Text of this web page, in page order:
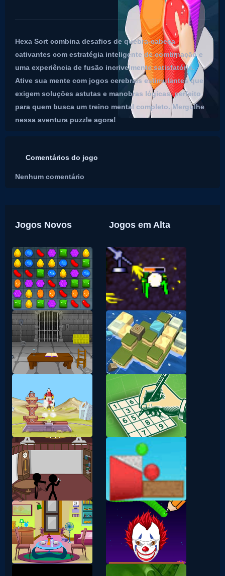
Hexa Sort combina desafios de quebra-cabeça
cativantes com estratégia inteligente de combinação e
uma experiência de fusão incrivelmente satisfatória.
Ative sua mente com jogos cerebrais estimulantes que
exigem soluções astutas e manobras lógicas, perfeito
para quem busca um treino mental completo. Mergulhe
nessa aventura puzzle agora!
Comentários do jogo
Nenhum comentário
Jogos Novos Jogos em Alta